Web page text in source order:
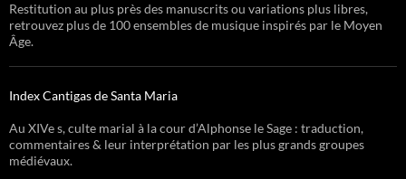
Restitution au plus près des manuscrits ou variations plus libres,
retrouvez plus de 100 ensembles de musique inspirés par le Moyen
Âge.
Index Cantigas de Santa Maria
Au XIVe s, culte marial à la cour d’Alphonse le Sage : traduction,
commentaires & leur interprétation par les plus grands groupes
médiévaux.